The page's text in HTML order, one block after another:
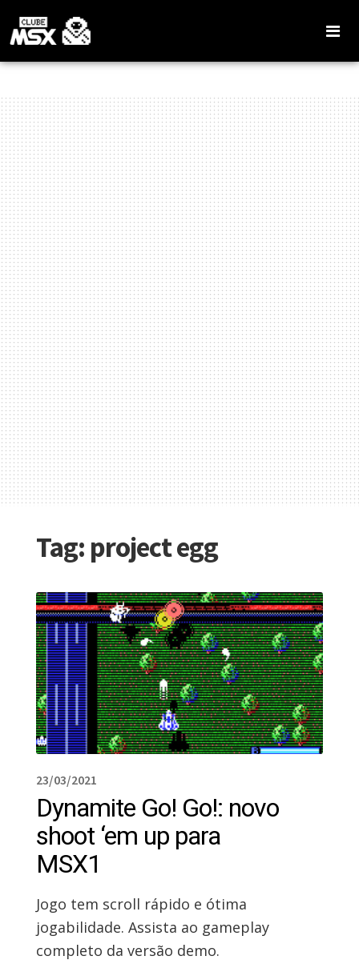
Tag: project egg
23/03/2021
Dynamite Go! Go!: novo
shoot ‘em up para
MSX1
Jogo tem scroll rápido e ótima
jogabilidade. Assista ao gameplay
completo da versão demo.